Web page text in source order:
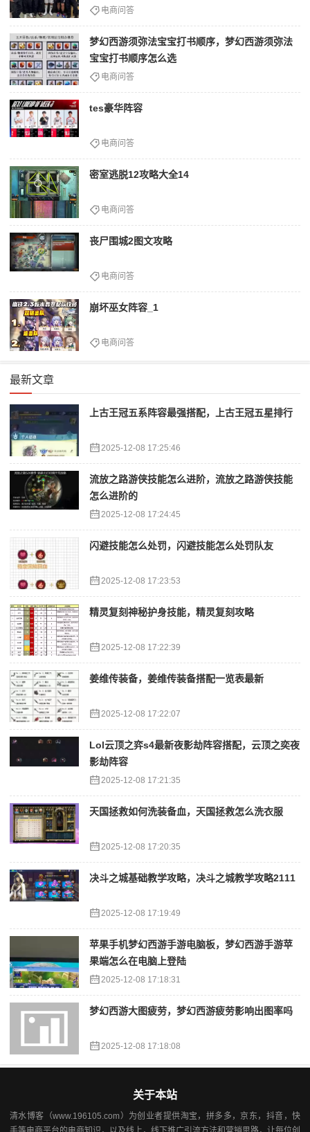
电商问答
梦幻西游须弥法宝宝打书顺序，梦幻西游须弥法
宝宝打书顺序怎么选
电商问答
tes豪华阵容
电商问答
密室逃脱12攻略大全14
电商问答
丧尸围城2图文攻略
电商问答
崩坏巫女阵容_1
电商问答
最新文章
上古王冠五系阵容最强搭配，上古王冠五星排行
2025-12-08 17:25:46
流放之路游侠技能怎么进阶，流放之路游侠技能
怎么进阶的
2025-12-08 17:24:45
闪避技能怎么处罚，闪避技能怎么处罚队友
2025-12-08 17:23:53
精灵复刻神秘护身技能，精灵复刻攻略
2025-12-08 17:22:39
姜维传装备，姜维传装备搭配一览表最新
2025-12-08 17:22:07
Lol云顶之弈s4最新夜影劫阵容搭配，云顶之奕夜
影劫阵容
2025-12-08 17:21:35
天国拯救如何洗装备血，天国拯救怎么洗衣服
2025-12-08 17:20:35
决斗之城基础教学攻略，决斗之城教学攻略2111
2025-12-08 17:19:49
苹果手机梦幻西游手游电脑板，梦幻西游手游苹
果端怎么在电脑上登陆
2025-12-08 17:18:31
梦幻西游大图疲劳，梦幻西游疲劳影响出图率吗
2025-12-08 17:18:08
关于本站
清水博客（www.196105.com）为创业者提供淘宝，拼多多，京东，抖音，快